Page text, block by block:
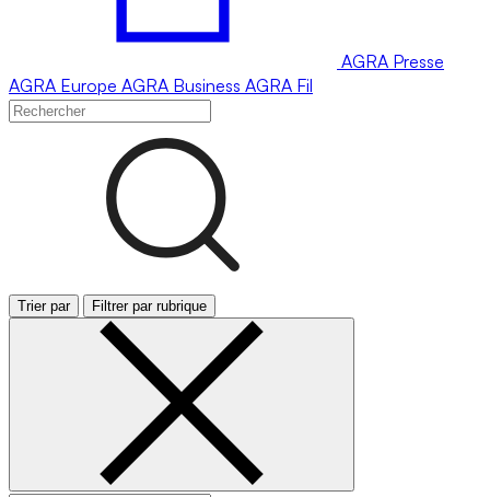
AGRA Presse
AGRA Europe AGRA Business AGRA Fil
Trier par Filtrer par rubrique